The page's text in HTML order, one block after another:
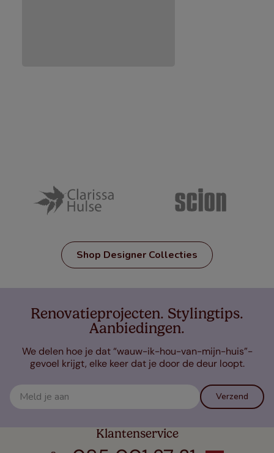
Shop Designer Collecties
Renovatieprojecten. Stylingtips.
Aanbiedingen.
We delen hoe je dat “wauw-ik-hou-van-mijn-huis”-
gevoel krijgt, elke keer dat je door de deur loopt.
Verzend
Klantenservice